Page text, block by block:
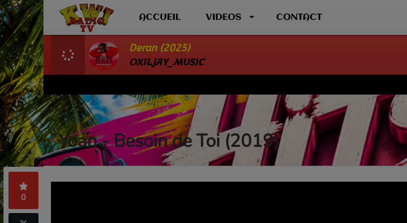
ACCUEIL VIDEOS CONTACT
Deran (2025)
OXILJAY_MUSIC
Yoan - Besoin de Toi (2019)
0